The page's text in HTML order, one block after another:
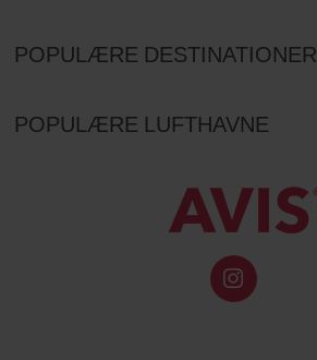
POPULÆRE DESTINATIONER
POPULÆRE LUFTHAVNE